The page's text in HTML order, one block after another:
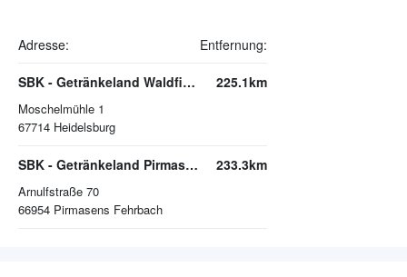
Adresse: Entfernung:
SBK - Getränkeland Waldfischbach
Moschelmühle 1
67714 Heidelsburg
225.1km
SBK - Getränkeland Pirmasens
Arnulfstraße 70
66954 Pirmasens Fehrbach
233.3km